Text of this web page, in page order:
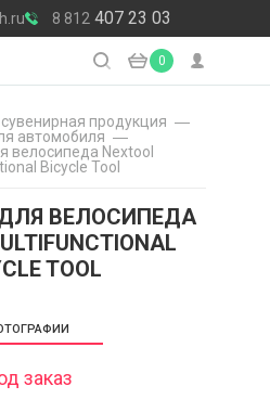
8 812 407 23 03
0
продукция
автомобиля
велосипеда Nextool
Bicycle Tool
ВЕЛОСИПЕДА
TOOL
заказ